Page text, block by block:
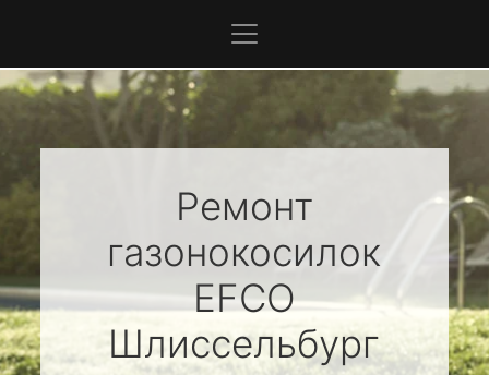
Ремонт
газонокосилок
EFCO
Шлиссельбург